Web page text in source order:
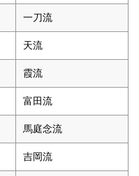
一刀流
天流
霞流
富田流
馬庭念流
吉岡流